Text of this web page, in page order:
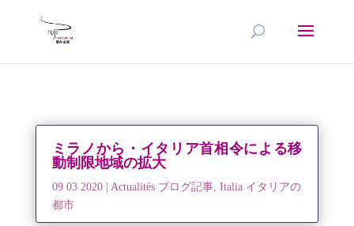
ミラノから・イタリア首相令による移
動制限地域の拡大
09 03 2020| Actualités ブログ記事, Italia イタリアの
都市